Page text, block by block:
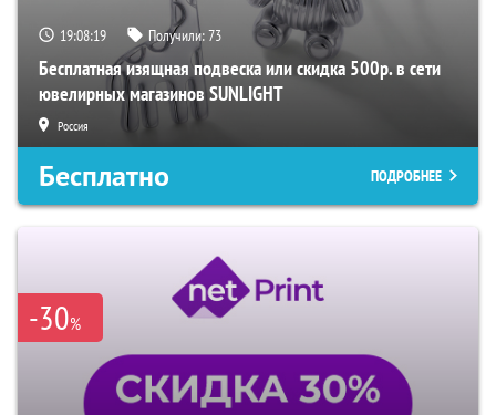
19:08:17 Получили:73
Бесплатная изящная подвеска или скидка 500р. в сети
ювелирных магазинов SUNLIGHT
Россия
Бесплатно ПОДРОБНЕЕ
-30%